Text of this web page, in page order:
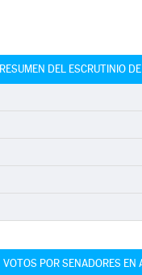
RESUMEN DEL ESCRUTINIO
VOTOS POR SENADORES EN